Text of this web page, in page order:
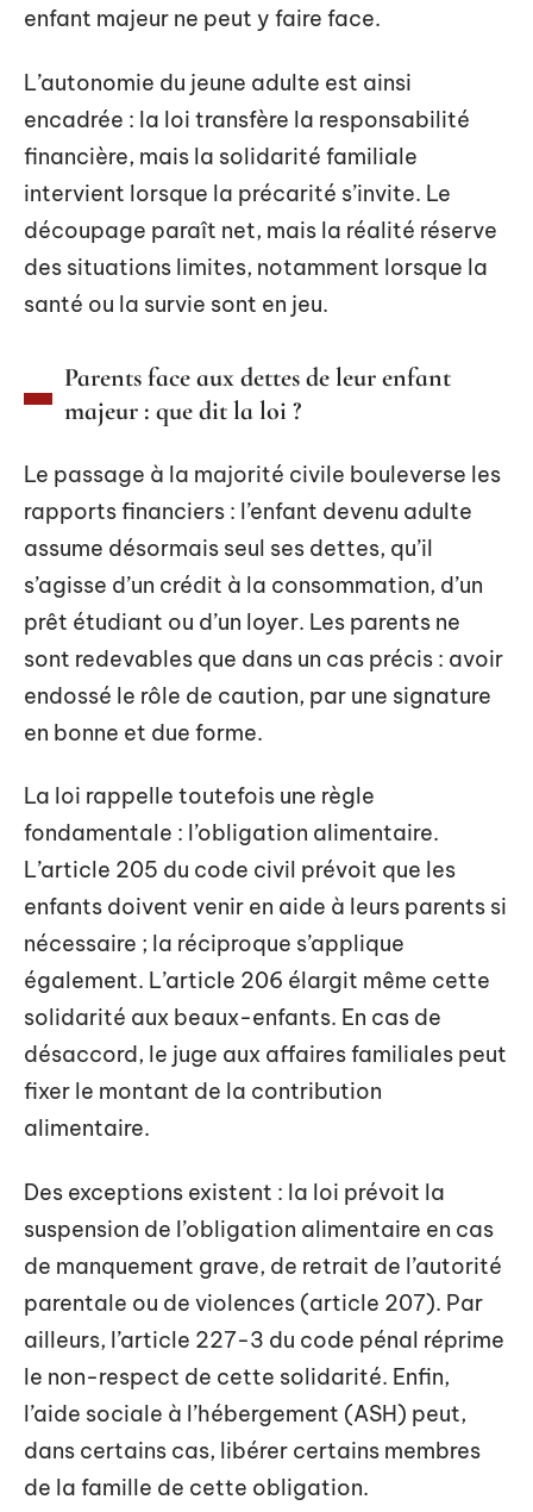
enfant majeur ne peut y faire face.
L’autonomie du jeune adulte est ainsi
encadrée : la loi transfère la responsabilité
financière, mais la solidarité familiale
intervient lorsque la précarité s’invite. Le
découpage paraît net, mais la réalité réserve
des situations limites, notamment lorsque la
santé ou la survie sont en jeu.
Parents face aux dettes de leur enfant
majeur : que dit la loi ?
Le passage à la majorité civile bouleverse les
rapports financiers : l’enfant devenu adulte
assume désormais seul ses dettes, qu’il
s’agisse d’un crédit à la consommation, d’un
prêt étudiant ou d’un loyer. Les parents ne
sont redevables que dans un cas précis : avoir
endossé le rôle de caution, par une signature
en bonne et due forme.
La loi rappelle toutefois une règle
fondamentale : l’obligation alimentaire.
L’article 205 du code civil prévoit que les
enfants doivent venir en aide à leurs parents si
nécessaire ; la réciproque s’applique
également. L’article 206 élargit même cette
solidarité aux beaux-enfants. En cas de
désaccord, le juge aux affaires familiales peut
fixer le montant de la contribution
alimentaire.
Des exceptions existent : la loi prévoit la
suspension de l’obligation alimentaire en cas
de manquement grave, de retrait de l’autorité
parentale ou de violences (article 207). Par
ailleurs, l’article 227-3 du code pénal réprime
le non-respect de cette solidarité. Enfin,
l’aide sociale à l’hébergement (ASH) peut,
dans certains cas, libérer certains membres
de la famille de cette obligation.